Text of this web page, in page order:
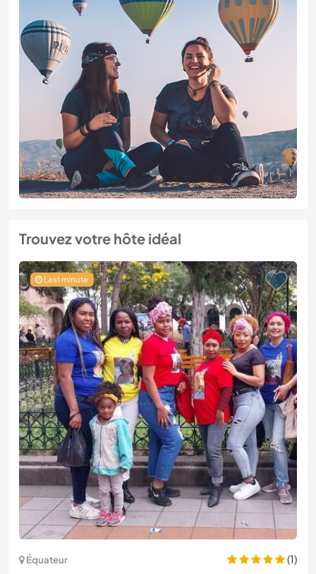
Trouvez votre hôte idéal
Last minute
Équateur
(1)